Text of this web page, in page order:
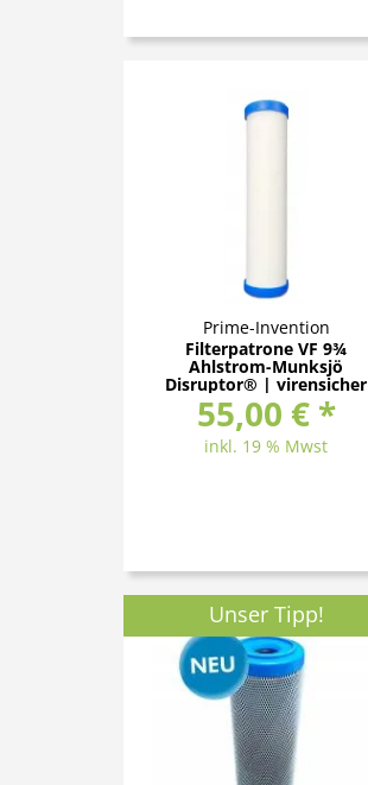
Prime-Invention
Filterpatrone VF 9¾
Ahlstrom-Munksjö
Disruptor® | virensicher
55,00 € *
inkl. 19 % Mwst
Unser Tipp!